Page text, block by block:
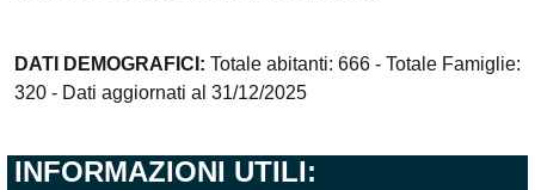
DATI DEMOGRAFICI: Totale abitanti: 666 - Totale Famiglie:
320 - Dati aggiornati al 31/12/2025
INFORMAZIONI UTILI: